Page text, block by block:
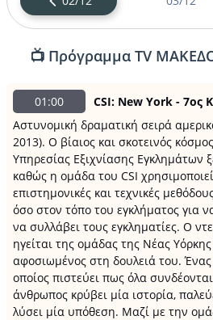
📺 Πρόγραμμα TV
01:00
CSI: New York - 7ος
Αστυνομική δραματική σειρά
2013). Ο βίαιος και σκοτεινός
Υπηρεσίας Εξιχνίασης Εγκλημάτων
καθώς η ομάδα του CSI
επιστημονικές και τεχνικές
όσο στον τόπο του εγκλήματος για
να συλλάβει τους εγκληματίες. Ο
ηγείται της ομάδας της Νέας
αφοσιωμένος στη δουλειά του. Ένας
οποίος πιστεύει πως όλα
άνθρωπος κρύβει μία ιστορία,
λύσει μία υπόθεση. Μαζί με την